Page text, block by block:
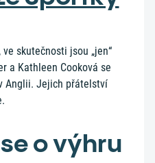
skutečnosti jsou „jen“
a Kathleen Cooková se
Anglii. Jejich přátelství
o výhru